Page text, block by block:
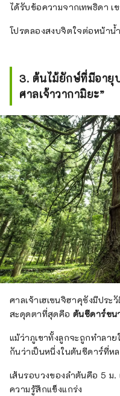
ได้รับข้อความจากเทพธิดา เ
โปรดลองสงบจิตใจต่อหน้าน้
3. ต้นไม้ยักษ์ที่มีอายุ
ศาลเจ้าวากามิยะ”
ศาลเจ้าเฮเซนจิฮาคุซังมีปร
สะดุดตาที่สุดคือต้นซีดาร์ขน
แม้ว่าภูเขาทั้งลูกจะถูกทำลา
กันว่าเป็นหนึ่งในต้นซีดาร์ที่ห
เส้นรอบวงของลำต้นคือ 5 ม
ความรู้สึกแข็งแกร่ง